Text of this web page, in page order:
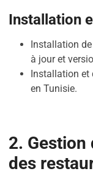
Installation
Installation de
à jour et
Installation et
en Tunisie.
2. Gestion
des